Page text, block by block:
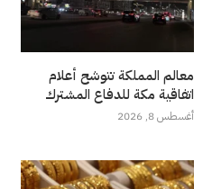
معالم المملكة تتوشح أعلام
اتفاقية مكة للدفاع المشترك
أغسطس 8, 2026